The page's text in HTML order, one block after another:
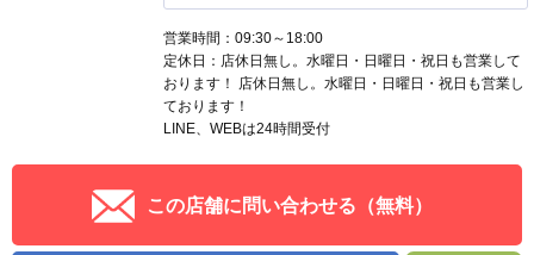
営業時間：09:30～18:00
定休日：店休日無し。水曜日・日曜日・祝日も営業して
おります！ 店休日無し。水曜日・日曜日・祝日も営業し
ております！
LINE、WEBは24時間受付
この店舗に問い合わせる（無料）